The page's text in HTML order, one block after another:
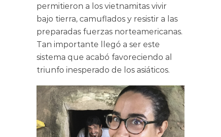
permitieron a los vietnamitas vivir
bajo tierra, camuflados y resistir a las
preparadas fuerzas norteamericanas.
Tan importante llegó a ser este
sistema que acabó favoreciendo al
triunfo inesperado de los asiáticos.